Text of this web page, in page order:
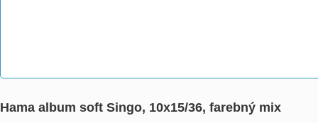
Hama album soft Singo, 10x15/36, farebný mix